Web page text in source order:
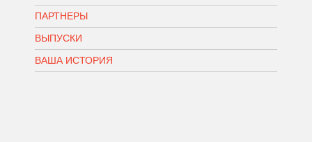
ПАРТНЕРЫ
ВЫПУСКИ
ВАША ИСТОРИЯ